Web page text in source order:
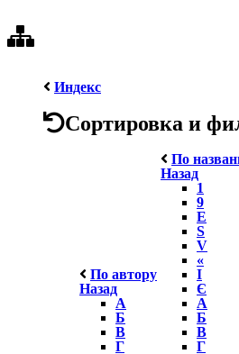
Индекс
Сортировка и
По автору
Назад
А
Б
В
Г
По
Назад
1
9
E
S
V
«
І
Є
А
Б
В
Г